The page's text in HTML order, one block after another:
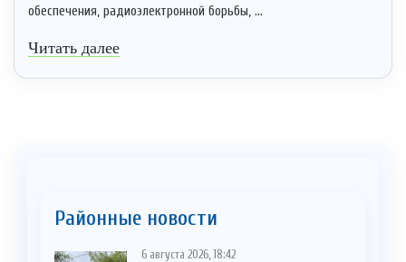
обеспечения, радиоэлектронной борьбы, ...
Читать далее
Районные новости
6 августа 2026, 18:42